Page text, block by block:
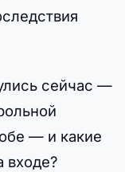
сейчас —
— и какие
входе?